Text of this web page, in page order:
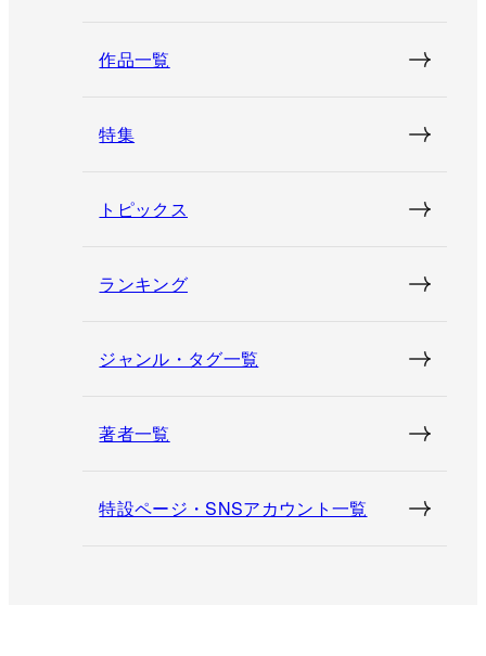
作品一覧
特集
トピックス
ランキング
ジャンル・タグ一覧
著者一覧
特設ページ・SNSアカウント一覧